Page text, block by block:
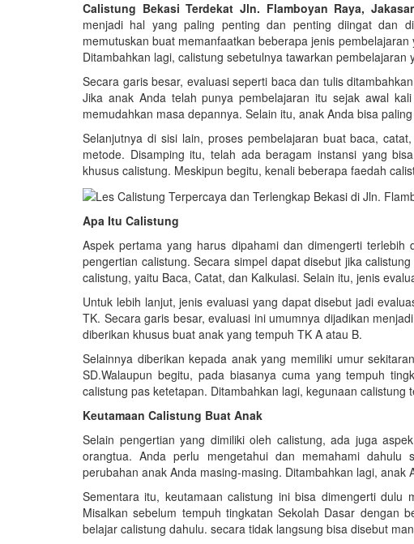
Calistung Bekasi Terdekat Jln. Flamboyan Raya,
menjadi hal yang paling penting dan penting diingat dan
memutuskan buat memanfaatkan beberapa jenis
Ditambahkan lagi, calistung sebetulnya tawarkan
Secara garis besar, evaluasi seperti baca dan tulis
Jika anak Anda telah punya pembelajaran itu sejak awal
memudahkan masa depannya. Selain itu, anak Anda bisa
Selanjutnya di sisi lain, proses pembelajaran buat baca,
metode. Disamping itu, telah ada beragam instansi yang
khusus calistung. Meskipun begitu, kenali beberapa faedah
Apa Itu Calistung
Aspek pertama yang harus dipahami dan dimengerti
pengertian calistung. Secara simpel dapat disebut jika
calistung, yaitu Baca, Catat, dan Kalkulasi. Selain itu, jenis
Untuk lebih lanjut, jenis evaluasi yang dapat disebut jadi
TK. Secara garis besar, evaluasi ini umumnya dijadikan
diberikan khusus buat anak yang tempuh TK A atau B.
Selainnya diberikan kepada anak yang memiliki umur
SD.Walaupun begitu, pada biasanya cuma yang tempuh
calistung pas ketetapan. Ditambahkan lagi, kegunaan calistung
Keutamaan Calistung Buat Anak
Selain pengertian yang dimiliki oleh calistung, ada juga
orangtua. Anda perlu mengetahui dan memahami dahulu
perubahan anak Anda masing-masing. Ditambahkan lagi,
Sementara itu, keutamaan calistung ini bisa dimengerti
Misalkan sebelum tempuh tingkatan Sekolah Dasar dengan
belajar calistung dahulu. secara tidak langsung bisa disebut